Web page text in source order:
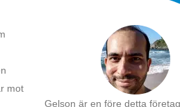
mot
Gelson är en före detta